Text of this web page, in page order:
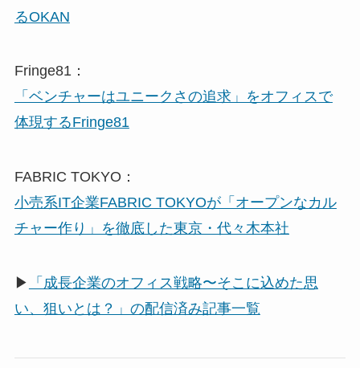
るOKAN
Fringe81：
「ベンチャーはユニークさの追求」をオフィスで
体現するFringe81
FABRIC TOKYO：
小売系IT企業FABRIC TOKYOが「オープンなカル
チャー作り」を徹底した東京・代々木本社
▶
「成長企業のオフィス戦略〜そこに込めた思
い、狙いとは？」の配信済み記事一覧